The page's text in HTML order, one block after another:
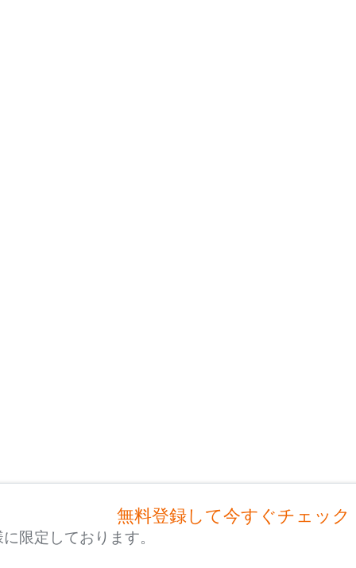
無料登録して今すぐチェック
限定しております。